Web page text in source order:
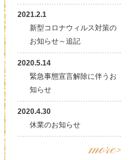
2021.2.1
新型コロナウィルス対策の
お知らせ～追記
2020.5.14
緊急事態宣言解除に伴うお
知らせ
2020.4.30
休業のお知らせ
more>